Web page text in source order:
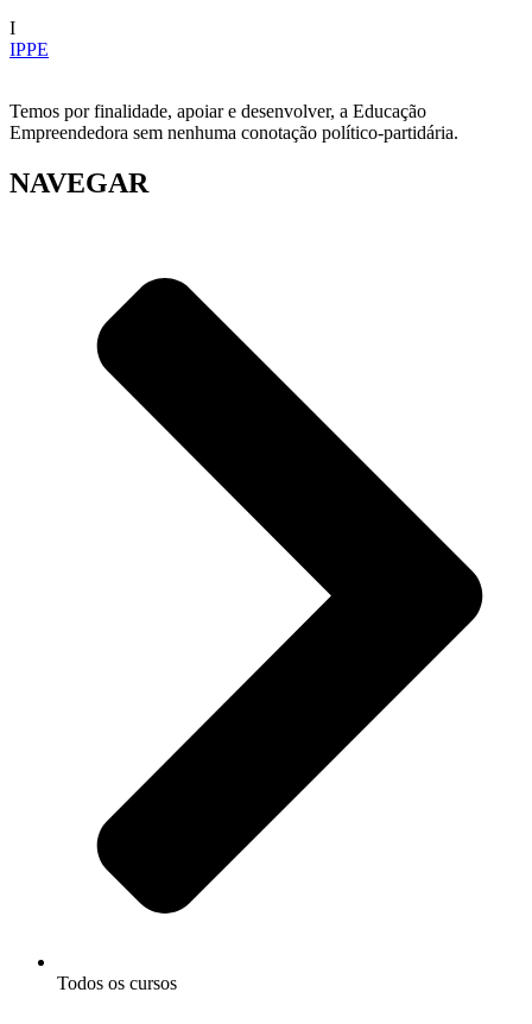
I
IPPE
Temos por finalidade, apoiar e desenvolver, a Educação
Empreendedora sem nenhuma conotação político-partidária.
NAVEGAR
Todos os cursos